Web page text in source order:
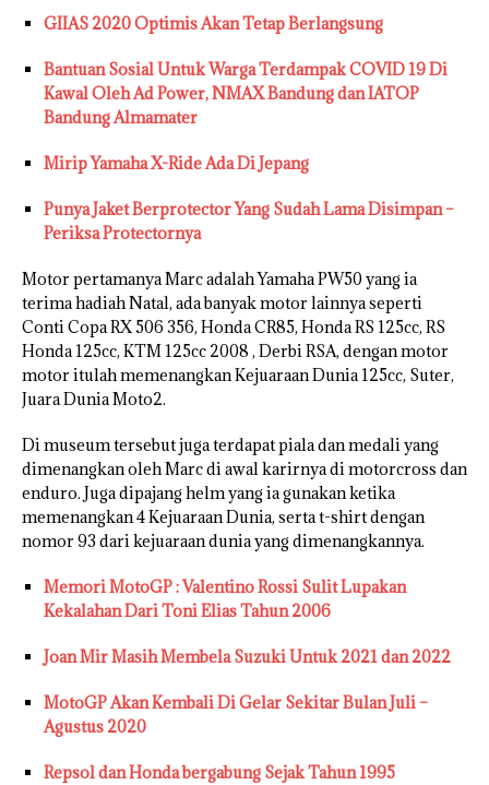
GIIAS 2020 Optimis Akan Tetap Berlangsung
Bantuan Sosial Untuk Warga Terdampak COVID 19 Di
Kawal Oleh Ad Power, NMAX Bandung dan IATOP
Bandung Almamater
Mirip Yamaha X-Ride Ada Di Jepang
Punya Jaket Berprotector Yang Sudah Lama Disimpan –
Periksa Protectornya
Motor pertamanya Marc adalah Yamaha PW50 yang ia
terima hadiah Natal, ada banyak motor lainnya seperti
Conti Copa RX 506 356, Honda CR85, Honda RS 125cc, RS
Honda 125cc, KTM 125cc 2008 , Derbi RSA, dengan motor
motor itulah memenangkan Kejuaraan Dunia 125cc, Suter,
Juara Dunia Moto2.
Di museum tersebut juga terdapat piala dan medali yang
dimenangkan oleh Marc di awal karirnya di motorcross dan
enduro. Juga dipajang helm yang ia gunakan ketika
memenangkan 4 Kejuaraan Dunia, serta t-shirt dengan
nomor 93 dari kejuaraan dunia yang dimenangkannya.
Memori MotoGP : Valentino Rossi Sulit Lupakan
Kekalahan Dari Toni Elias Tahun 2006
Joan Mir Masih Membela Suzuki Untuk 2021 dan 2022
MotoGP Akan Kembali Di Gelar Sekitar Bulan Juli –
Agustus 2020
Repsol dan Honda bergabung Sejak Tahun 1995